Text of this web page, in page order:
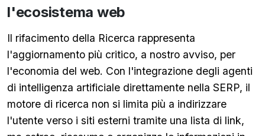
l'ecosistema web
Il rifacimento della Ricerca rappresenta
l'aggiornamento più critico, a nostro avviso, per
l'economia del web. Con l'integrazione degli agenti
di intelligenza artificiale direttamente nella SERP, il
motore di ricerca non si limita più a indirizzare
l'utente verso i siti esterni tramite una lista di link,